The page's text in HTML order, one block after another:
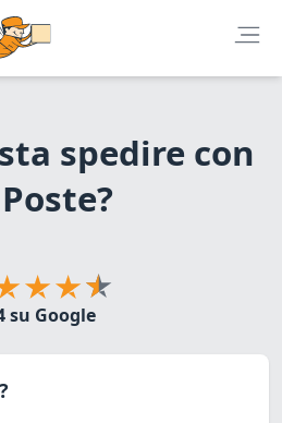
spedire con
su Google